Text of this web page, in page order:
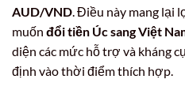
AUD/VND. Điều này mang lại
muốn đổi tiền Úc sang Việt
diện các mức hỗ trợ và kháng
định vào thời điểm thích hợp.